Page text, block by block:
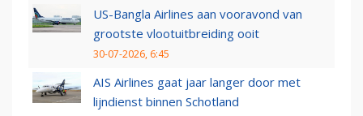
US-Bangla Airlines aan vooravond van
grootste vlootuitbreiding ooit
30-07-2026, 6:45
AIS Airlines gaat jaar langer door met
lijndienst binnen Schotland